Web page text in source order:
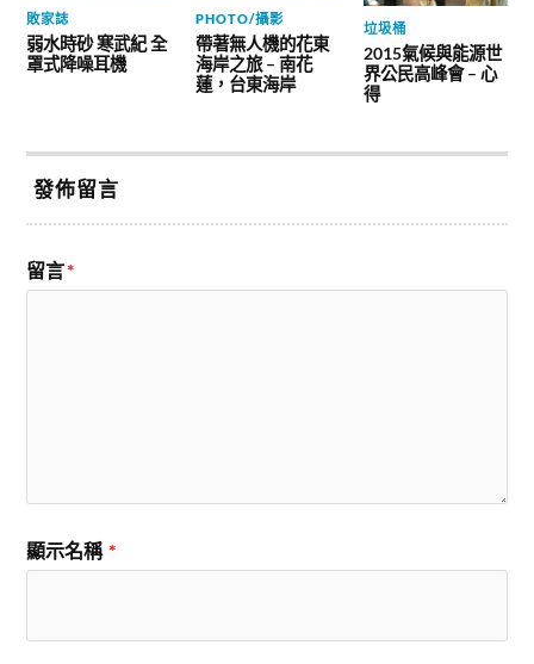
敗家誌
弱水時砂 寒武紀 全
罩式降噪耳機
PHOTO/攝影
帶著無人機的花東
海岸之旅 – 南花
蓮，台東海岸
垃圾桶
2015氣候與能源世
界公民高峰會 – 心
得
發佈留言
留言*
顯示名稱 *